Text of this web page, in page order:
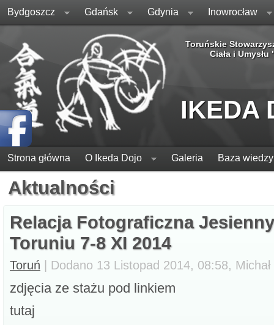
Bydgoszcz Gdańsk Gdynia Inowrocław
Toruńskie
Ciała i Umysłu
IKEDA
Strona główna O Ikeda Dojo Galeria Baza wiedzy
Aktualności
Relacja Fotograficzna
Toruniu 7-8 XI 2014
Toruń | Dodano 13 Listopad 2014, 08:58, Michał
zdjęcia ze stażu pod linkiem
tutaj